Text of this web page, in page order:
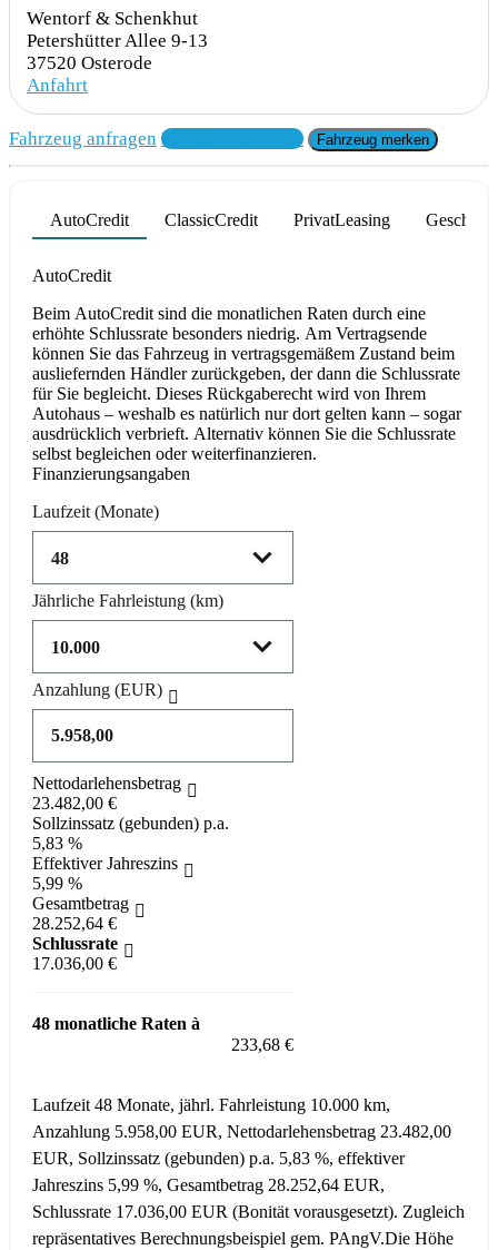
Wentorf & Schenkhut
Petershütter Allee 9-13
37520 Osterode
Anfahrt
Fahrzeug anfragen Fahrzeug drucken Fahrzeug merken
AutoCredit ClassicCredit PrivatLeasing
AutoCredit
Beim AutoCredit sind die monatlichen Raten durch eine
erhöhte Schlussrate besonders niedrig. Am Vertragsende
können Sie das Fahrzeug in vertragsgemäßem Zustand beim
ausliefernden Händler zurückgeben, der dann die Schlussrate
für Sie begleicht. Dieses Rückgaberecht wird von Ihrem
Autohaus – weshalb es natürlich nur dort gelten kann – sogar
ausdrücklich verbrieft. Alternativ können Sie die Schlussrate
selbst begleichen oder weiterfinanzieren.
Finanzierungsangaben
Laufzeit (Monate)
Jährliche Fahrleistung (km)
Anzahlung (EUR)
Nettodarlehensbetrag
23.482,00 €
Sollzinssatz (gebunden) p.a.
5,83 %
Effektiver Jahreszins
5,99 %
Gesamtbetrag
28.252,64 €
Schlussrate
17.036,00 €
48 monatliche Raten à
233,68 €
Laufzeit 48 Monate, jährl. Fahrleistung 10.000 km,
Anzahlung 5.958,00 EUR, Nettodarlehensbetrag 23.482,00
EUR, Sollzinssatz (gebunden) p.a. 5,83 %, effektiver
Jahreszins 5,99 %, Gesamtbetrag 28.252,64 EUR,
Schlussrate 17.036,00 EUR (Bonität vorausgesetzt). Zugleich
repräsentatives Berechnungsbeispiel gem. PAngV.Die Höhe